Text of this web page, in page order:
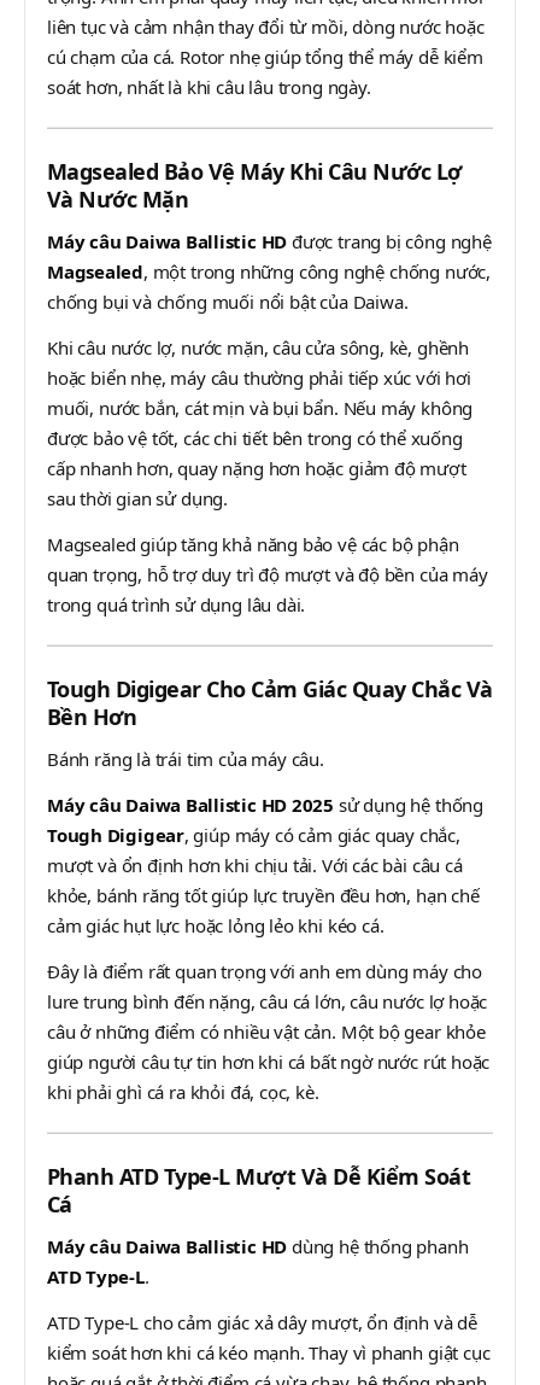
liên tục và cảm nhận thay đổi từ mồi, dòng nước hoặc
cú chạm của cá. Rotor nhẹ giúp tổng thể máy dễ kiểm
soát hơn, nhất là khi câu lâu trong ngày.
Magsealed Bảo Vệ Máy Khi Câu Nước Lợ
Và Nước Mặn
Máy câu Daiwa Ballistic HD được trang bị công nghệ
Magsealed, một trong những công nghệ chống nước,
chống bụi và chống muối nổi bật của Daiwa.
Khi câu nước lợ, nước mặn, câu cửa sông, kè, ghềnh
hoặc biển nhẹ, máy câu thường phải tiếp xúc với hơi
muối, nước bắn, cát mịn và bụi bẩn. Nếu máy không
được bảo vệ tốt, các chi tiết bên trong có thể xuống
cấp nhanh hơn, quay nặng hơn hoặc giảm độ mượt
sau thời gian sử dụng.
Magsealed giúp tăng khả năng bảo vệ các bộ phận
quan trọng, hỗ trợ duy trì độ mượt và độ bền của máy
trong quá trình sử dụng lâu dài.
Tough Digigear Cho Cảm Giác Quay Chắc Và
Bền Hơn
Bánh răng là trái tim của máy câu.
Máy câu Daiwa Ballistic HD 2025 sử dụng hệ thống
Tough Digigear, giúp máy có cảm giác quay chắc,
mượt và ổn định hơn khi chịu tải. Với các bài câu cá
khỏe, bánh răng tốt giúp lực truyền đều hơn, hạn chế
cảm giác hụt lực hoặc lỏng lẻo khi kéo cá.
Đây là điểm rất quan trọng với anh em dùng máy cho
lure trung bình đến nặng, câu cá lớn, câu nước lợ hoặc
câu ở những điểm có nhiều vật cản. Một bộ gear khỏe
giúp người câu tự tin hơn khi cá bất ngờ nước rút hoặc
khi phải ghì cá ra khỏi đá, cọc, kè.
Phanh ATD Type-L Mượt Và Dễ Kiểm Soát
Cá
Máy câu Daiwa Ballistic HD dùng hệ thống phanh
ATD Type-L.
ATD Type-L cho cảm giác xả dây mượt, ổn định và dễ
kiểm soát hơn khi cá kéo mạnh. Thay vì phanh giật cục